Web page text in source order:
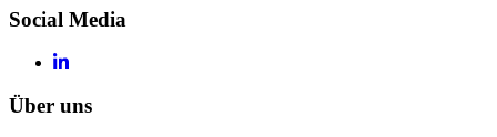
Social Media
Über uns